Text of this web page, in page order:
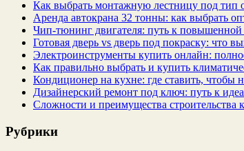
Как выбрать монтажную лестницу под тип
Аренда автокрана 32 тонны: как выбрать
Чип‑тюнинг двигателя: путь к
Готовая дверь vs дверь под покраску: что
Электроинструменты купить онлайн:
Как правильно выбрать и купить
Кондиционер на кухне: где ставить, чтобы
Дизайнерский ремонт под ключ: путь к
Сложности и преимущества строительства
Рубрики